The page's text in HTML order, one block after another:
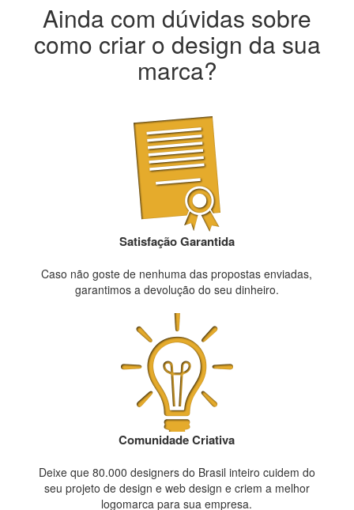
Ainda com dúvidas sobre
como criar o design da sua
marca?
Satisfação Garantida
Caso não goste de nenhuma das propostas enviadas,
garantimos a devolução do seu dinheiro.
Comunidade Criativa
Deixe que 80.000 designers do Brasil inteiro cuidem do
seu projeto de design e web design e criem a melhor
logomarca para sua empresa.